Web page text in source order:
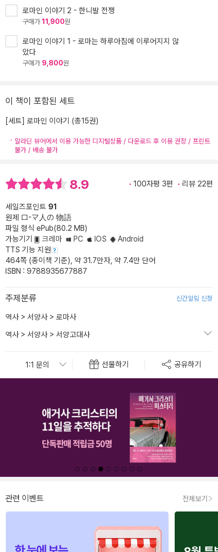
로마인 이야기 2 - 한니발 전쟁
구매가11,900원
로마인 이야기 1 - 로마는 하루아침에 이루어지지 않
았다
구매가 9,800원
이 책이 포함된 세트
[세트] 로마인 이야기 (총15권)
알라딘 뷰어에서 이용 가능한 디지털상품 / 다운로드 후 이용 권장 / 프린트
불가 / 배송 불가
8.9 100자평 3편 리뷰 22편
세일즈포인트 91
원제 ロ-マ人の 物語
파일 형식 ePub(80.2 MB)
가능기기
크레마 PC IOS
Android
TTS 기능 지원
464쪽 (종이책 기준), 약 31.7만자, 약 7.4만 단어
ISBN : 9788935677887
주제분류 신간알림 신청
역사 > 서양사 > 로마사
역사 > 서양사 > 서양고대사
선물하기 공유하기
관련 이벤트 전체보기